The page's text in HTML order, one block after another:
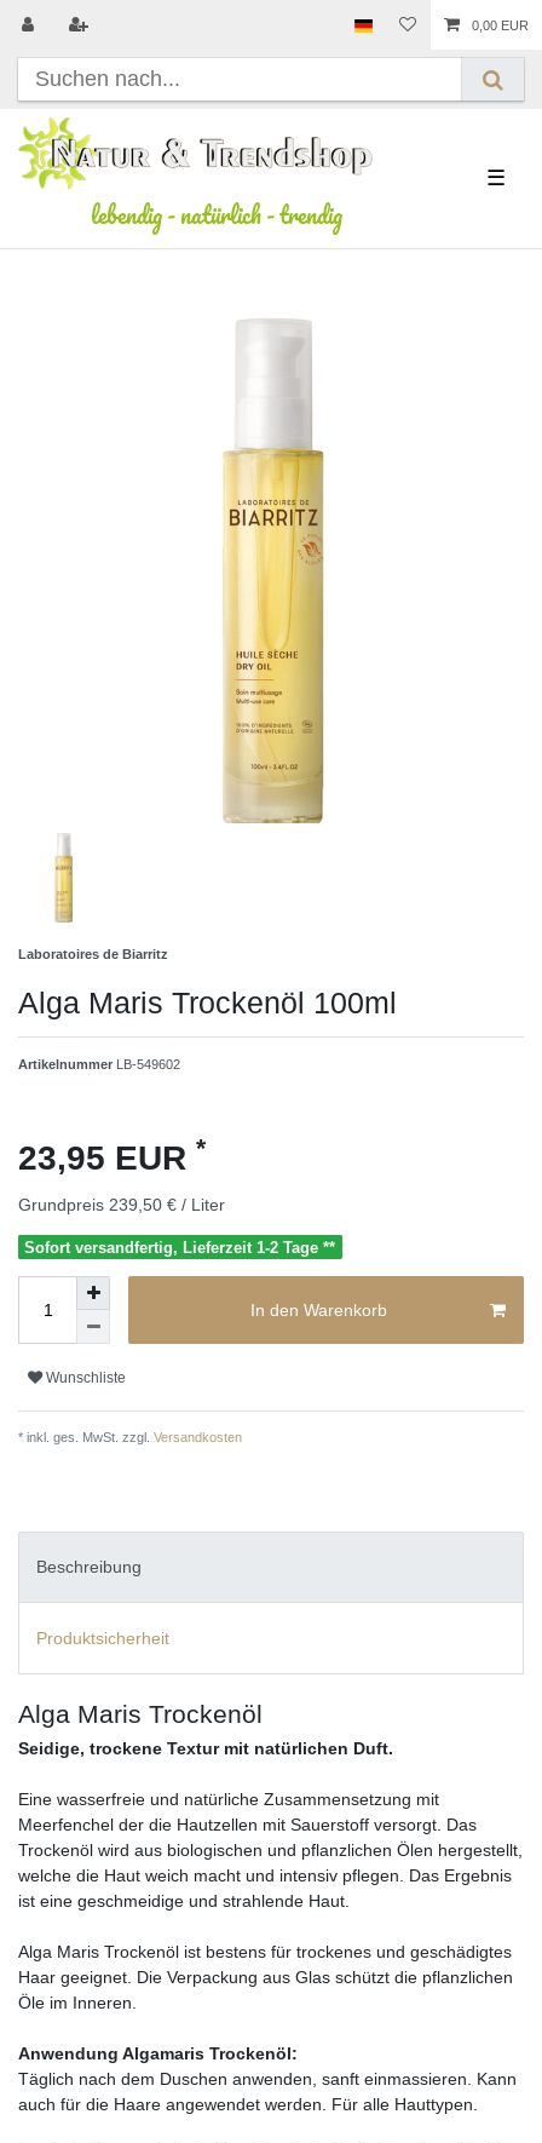
0,00 EUR
lebendig-natürlich-trendig
☰
Laboratoires de Biarritz
Alga Maris Trockenöl 100ml
Artikelnummer LB-549602
23,95 EUR *
Grundpreis 239,50 € / Liter
Sofort versandfertig, Lieferzeit 1-2 Tage **
In den Warenkorb
Wunschliste
* inkl. ges. MwSt. zzgl. Versandkosten
Beschreibung
Produktsicherheit
Alga Maris Trockenöl
Seidige, trockene Textur mit natürlichen Duft.
Eine wasserfreie und natürliche Zusammensetzung mit
Meerfenchel der die Hautzellen mit Sauerstoff versorgt. Das
Trockenöl wird aus biologischen und pflanzlichen Ölen hergestellt,
welche die Haut weich macht und intensiv pflegen. Das Ergebnis
ist eine geschmeidige und strahlende Haut.
Alga Maris Trockenöl ist bestens für trockenes und geschädigtes
Haar geeignet. Die Verpackung aus Glas schützt die pflanzlichen
Öle im Inneren.
Anwendung Algamaris Trockenöl:
Täglich nach dem Duschen anwenden, sanft einmassieren. Kann
auch für die Haare angewendet werden. Für alle Hauttypen.